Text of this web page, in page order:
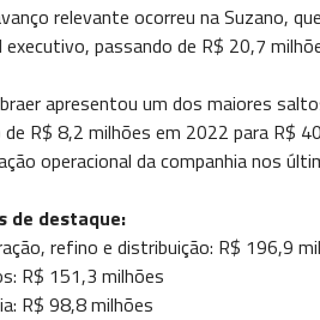
relevante ocorreu na Suzano,
executivo, passando de R$ 20,7
apresentou um dos maiores
de R$ 8,2 milhões em 2022 para R$
operacional da companhia nos
de destaque:
refino e distribuição: R$ 196,9
R$ 151,3 milhões
R$ 98,8 milhões